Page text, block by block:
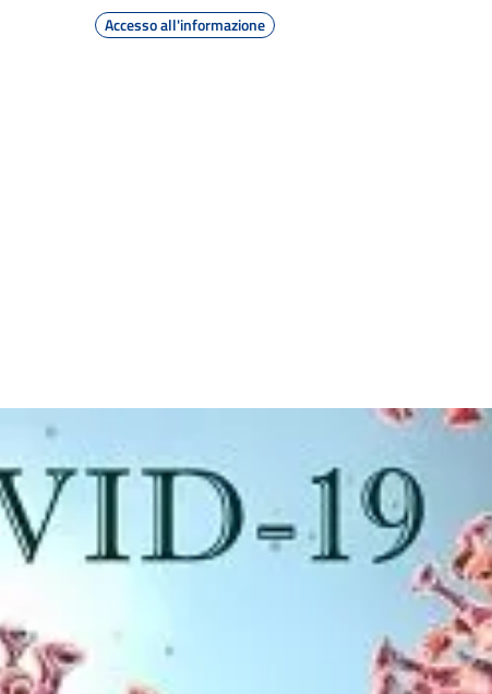
Accesso all'informazione